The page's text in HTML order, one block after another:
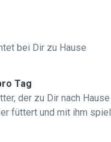
bei Dir zu Hause
Tag
der zu Dir nach Hause
füttert und mit ihm